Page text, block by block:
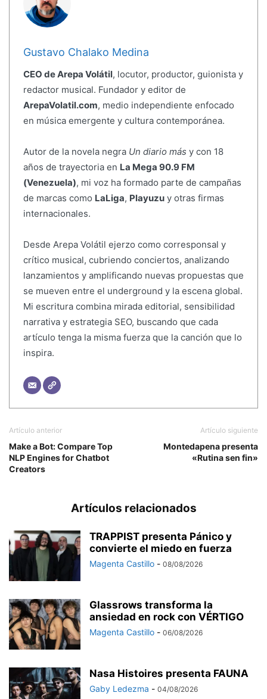
Gustavo Chalako Medina
CEO de Arepa Volátil, locutor, productor, guionista y
redactor musical. Fundador y editor de
ArepaVolatil.com, medio independiente enfocado
en música emergente y cultura contemporánea.
Autor de la novela negra Un diario más y con 18
años de trayectoria en La Mega 90.9 FM
(Venezuela), mi voz ha formado parte de campañas
de marcas como LaLiga, Playuzuy otras firmas
internacionales.
Desde Arepa Volátil ejerzo como corresponsal y
crítico musical, cubriendo conciertos, analizando
lanzamientos y amplificando nuevas propuestas que
se mueven entre el underground y la escena global.
Mi escritura combina mirada editorial, sensibilidad
narrativa y estrategia SEO, buscando que cada
artículo tenga la misma fuerza que la canción que lo
inspira.
Artículo anterior
Make a Bot: Compare Top
NLP Engines for Chatbot
Creators
Artículo siguiente
Montedapena presenta
«Rutina sen fin»
Artículos relacionados
TRAPPIST presenta Pánico y
convierte el miedo en fuerza
Magenta Castillo - 08/08/2026
Glassrows transforma la
ansiedad en rock con VÉRTIGO
Magenta Castillo - 06/08/2026
Nasa Histoires presenta FAUNA
Gaby Ledezma - 04/08/2026